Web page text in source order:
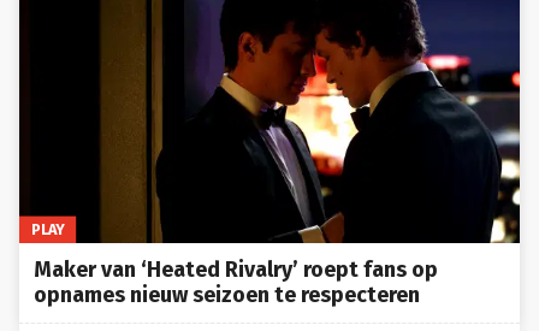
PLAY
Maker van ‘Heated Rivalry’ roept fans op
opnames nieuw seizoen te respecteren